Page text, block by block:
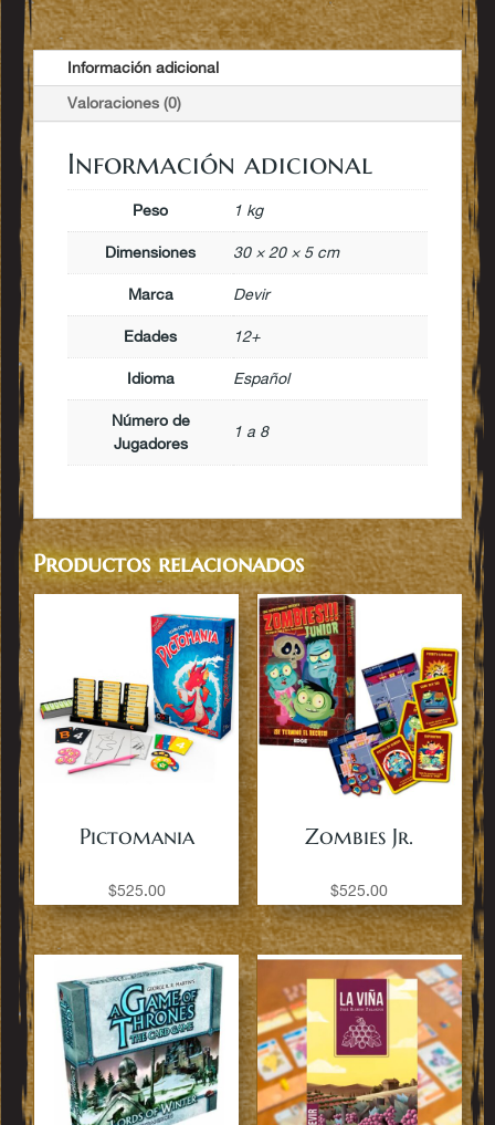
Información adicional
Valoraciones (0)
Información adicional
Peso 1 kg
Dimensiones 30 × 20 × 5 cm
Marca Devir
Edades 12+
Idioma Español
Número de
Jugadores
1 a 8
Productos relacionados
Pictomania
$525.00
Zombies Jr.
$525.00